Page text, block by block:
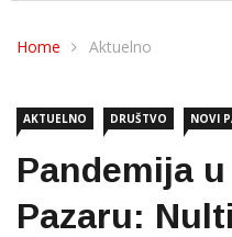
Home Aktuelno
AKTUELNO DRUŠTVO NOVI
Pandemija
Pazaru: